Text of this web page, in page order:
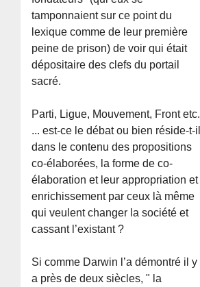
tamponnaient sur ce point du
lexique comme de leur première
peine de prison) de voir qui était
dépositaire des clefs du portail
sacré.
Parti, Ligue, Mouvement, Front etc.
... est-ce le débat ou bien réside-t-il
dans le contenu des propositions
co-élaborées, la forme de co-
élaboration et leur appropriation et
enrichissement par ceux là même
qui veulent changer la société et
cassant l’existant ?
Si comme Darwin l’a démontré il y
a près de deux siècles, " la